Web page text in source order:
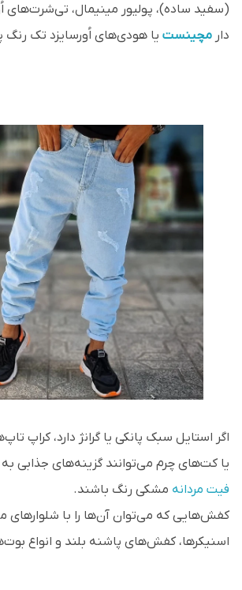
(سفید ساده)، پولیور مینیمال، تی‌شرت‌های
دار مچینست یا هودی‌های اُورسایزد تک
اگر استایل سبک پانکی یا گرانژ دارد، کراپ
یا کت‌های چرم می‌توانند گزینه‌‌های جذابی به
فیت مردانه مشکی رنگ باشند.
کفش‌هایی که می‌توان آن‌ها را با شلوار‌های
اسنیکر‌ها، کفش‌های پاشنه بلند و انواع